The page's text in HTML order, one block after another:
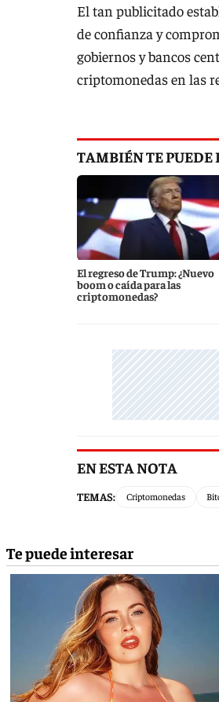
El tan publicitado
de confianza y
gobiernos y bancos
criptomonedas en las
TAMBIÉN TE PUEDE
El regreso de Trump: ¿Nuevo
boom o caída para las
criptomonedas?
EN ESTA NOTA
TEMAS: Criptomonedas